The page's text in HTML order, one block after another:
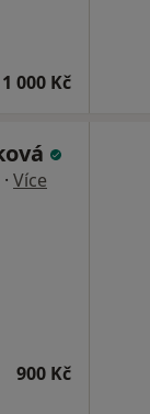
1 000 Kč
· Více
900 Kč